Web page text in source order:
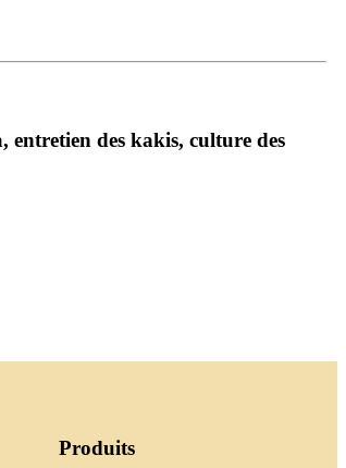
, entretien des kakis, culture des
Produits